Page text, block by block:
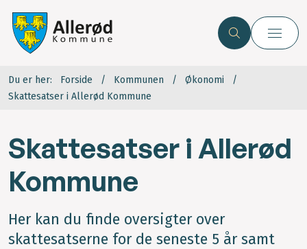
Du er her: Forside Kommunen
Økonomi
Skattesatser i Allerød Kommune
Skattesatser i Allerød
Kommune
Her kan du finde oversigter over
skattesatserne for de seneste 5 år samt